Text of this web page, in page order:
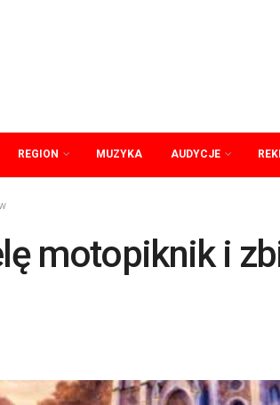
REGION MUZYKA AUDYCJE
motopiknik i